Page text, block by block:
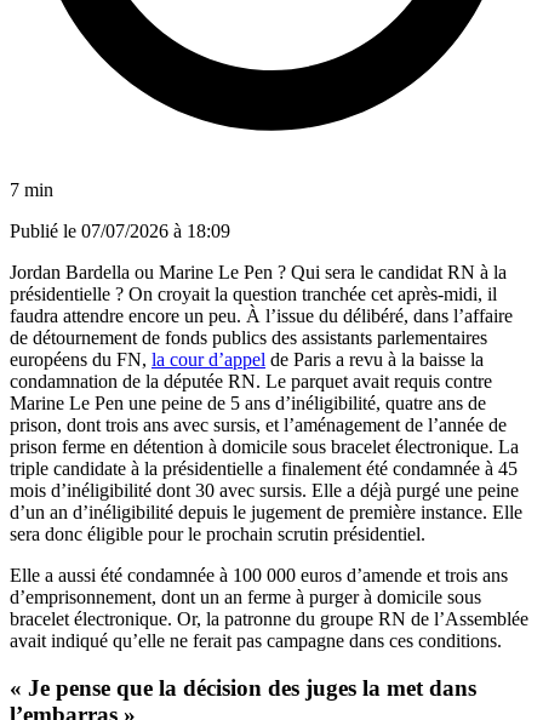
7 min
Publié le 07/07/2026 à 18:09
Jordan Bardella ou Marine Le Pen ? Qui sera le candidat RN à la
présidentielle ? On croyait la question tranchée cet après-midi, il
faudra attendre encore un peu. À l’issue du délibéré, dans l’affaire
de détournement de fonds publics des assistants parlementaires
européens du FN, la cour d’appel de Paris a revu à la baisse la
condamnation de la députée RN. Le parquet avait requis contre
Marine Le Pen une peine de 5 ans d’inéligibilité, quatre ans de
prison, dont trois ans avec sursis, et l’aménagement de l’année de
prison ferme en détention à domicile sous bracelet électronique. La
triple candidate à la présidentielle a finalement été condamnée à 45
mois d’inéligibilité dont 30 avec sursis. Elle a déjà purgé une peine
d’un an d’inéligibilité depuis le jugement de première instance. Elle
sera donc éligible pour le prochain scrutin présidentiel.
Elle a aussi été condamnée à 100 000 euros d’amende et trois ans
d’emprisonnement, dont un an ferme à purger à domicile sous
bracelet électronique. Or, la patronne du groupe RN de l’Assemblée
avait indiqué qu’elle ne ferait pas campagne dans ces conditions.
« Je pense que la décision des juges la met dans
l’embarras »